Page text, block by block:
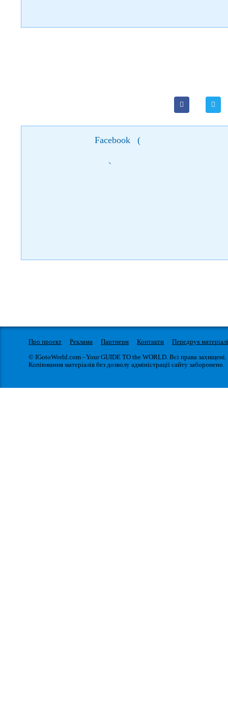
Facebook (
)
Про проект Реклама Партнери Контакти
Передрук
© IGotoWorld.com - Your GUIDE TO the WORLD. Всі права захищені.
Копіювання матеріалів без дозволу адміністрації сайту заборонено.